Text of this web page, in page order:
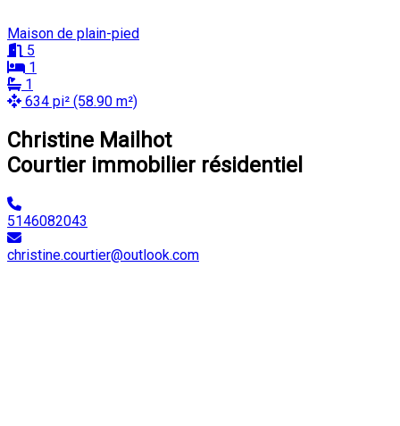
Maison de plain-pied
5
1
1
634 pi² (58.90 m²)
Christine Mailhot
Courtier immobilier résidentiel
5146082043
christine.courtier@outlook.com